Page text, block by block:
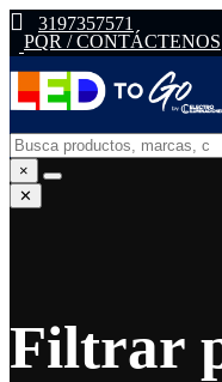
3197357571
PQR / CONTÁCTENOS
×
✕
Filtrar